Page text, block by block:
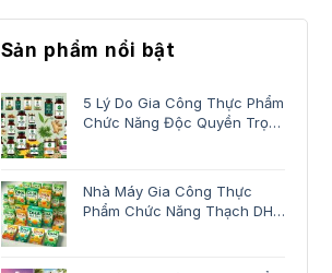
Sản phẩm nổi bật
5 Lý Do Gia Công Thực Phẩm
Chức Năng Độc Quyền Trọn
Nhà Máy Gia Công Thực
Phẩm Chức Năng Thạch DHA